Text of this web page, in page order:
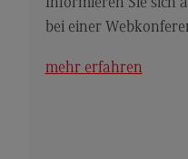
Modulangebot
Berufsperspektiven
Informieren Sie sich
bei einer
mehr erfahren